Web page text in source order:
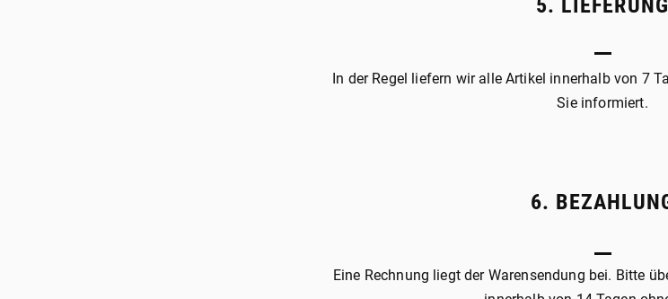
5. LIEFERUNG
In der Regel liefern wir alle Artikel innerhalb von 7
Sie informiert.
6.
Eine Rechnung liegt der Warensendung bei. Bitte